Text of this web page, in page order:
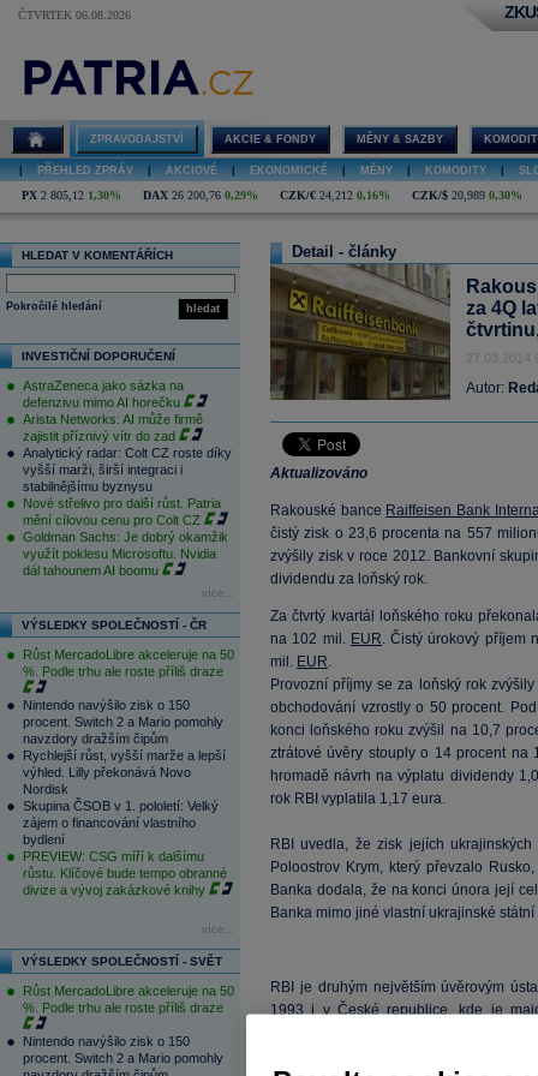
ČTVRTEK 06.08.2026
ZPRAVODAJSTVÍ AKCIE & FONDY MĚNY & SAZBY
PŘEHLED ZPRÁV AKCIOVÉ EKONOMICKÉ MĚNY KOMODITY
PX 2 805,12 1,30% DAX 26 200,76 0,29% CZK/€ 24,212 0,16% CZK/$ 20,989 0,30%
HLEDAT V KOMENTÁŘÍCH
hledat
Pokročilé hledání
INVESTIČNÍ DOPORUČENÍ
AstraZeneca jako sázka na
defenzivu mimo AI horečku
Arista Networks: AI může firmě
zajistit příznivý vítr do zad
Analytický radar: Colt CZ roste díky
vyšší marži, širší integraci i
stabilnějšímu byznysu
Nové střelivo pro další růst. Patria
mění cílovou cenu pro Colt CZ
Goldman Sachs: Je dobrý okamžik
využít poklesu Microsoftu. Nvidia
dál tahounem AI boomu
více...
VÝSLEDKY SPOLEČNOSTÍ - ČR
Růst MercadoLibre akceleruje na 50
%. Podle trhu ale roste příliš draze
Nintendo navýšilo zisk o 150
procent. Switch 2 a Mario pomohly
navzdory dražším čipům
Rychlejší růst, vyšší marže a lepší
výhled. Lilly překonává Novo
Nordisk
Skupina ČSOB v 1. pololetí: Velký
zájem o financování vlastního
bydlení
PREVIEW: CSG míří k dalšímu
růstu. Klíčové bude tempo obranné
divize a vývoj zakázkové knihy
více...
VÝSLEDKY SPOLEČNOSTÍ - SVĚT
Růst MercadoLibre akceleruje na 50
%. Podle trhu ale roste příliš draze
Nintendo navýšilo zisk o 150
procent. Switch 2 a Mario pomohly
Detail - články
za 4Q
27.03.2014
Autor:
Aktualizováno
Rakouské bance Raiffeisen Bank
čistý zisk o 23,6 procenta na 557
zvýšily zisk v roce 2012. Bankovní
dividendu za loňský rok.
Za čtvrtý kvartál loňského roku
na 102 mil. EUR. Čistý úrokový příjem
mil. EUR.
Provozní příjmy se za loňský rok
obchodování vzrostly o 50 procent.
konci loňského roku zvýšil na 10,7
ztrátové úvěry stouply o 14 procent na
hromadě návrh na výplatu dividendy
rok RBI vyplatila 1,17 eura.
RBI uvedla, že zisk jejích
Poloostrov Krym, který převzalo
Banka dodala, že na konci února její
Banka mimo jiné vlastní ukrajinské státní
RBI je druhým největším úvěrovým
1993 i v České republice, kde je